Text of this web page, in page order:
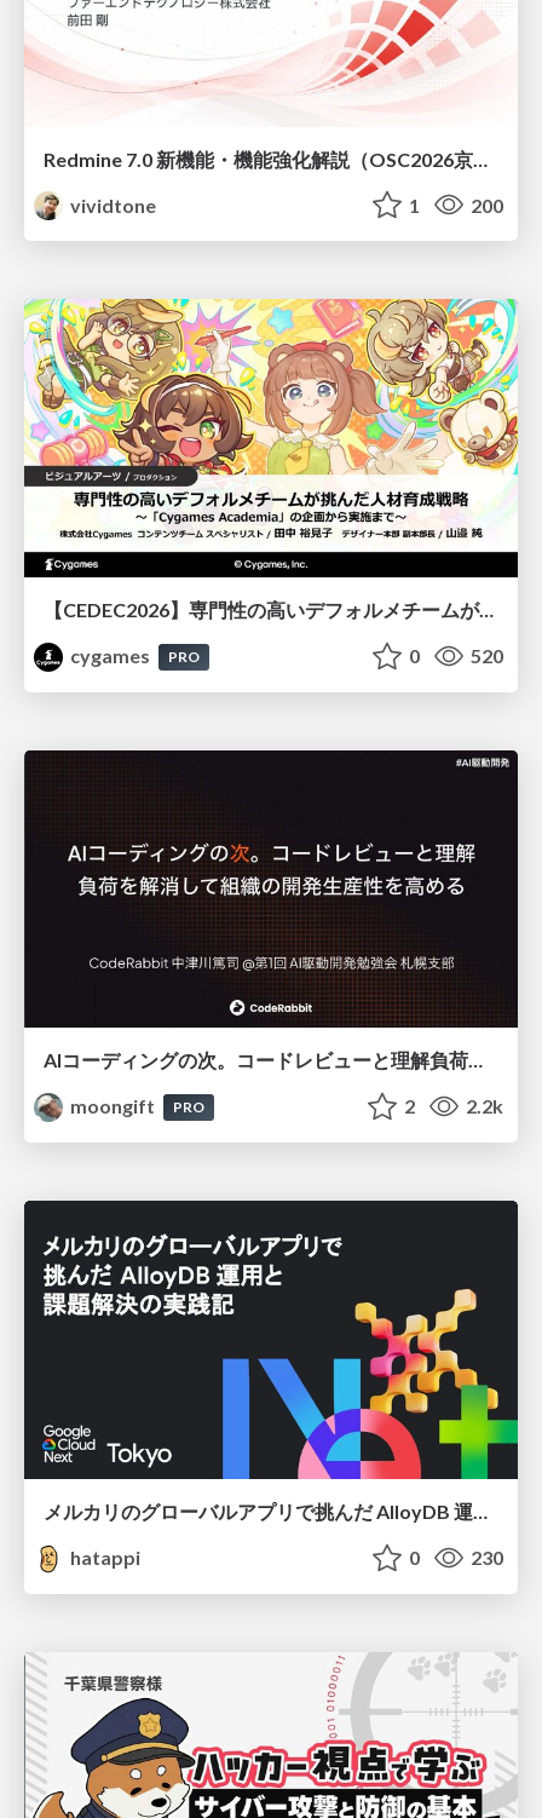
vividtone
1 200
【CEDEC2026】専門性の高いデフォルメチームが挑んだ人材育成戦略 〜Cygames Academiaの企画から実施まで〜
cygames
PRO 0 520
AIコーディングの次。コードレビューと理解負荷を解消して組織の開発生産性を高める
moongift
PRO 2 2.2k
hatappi
0 230